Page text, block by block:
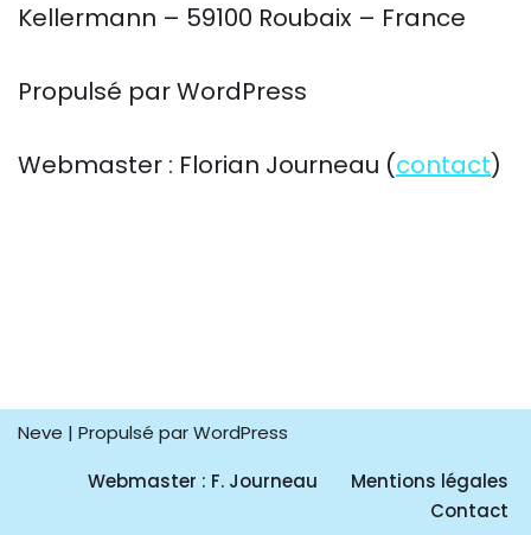
Kellermann – 59100 Roubaix – France
Propulsé par WordPress
Webmaster : Florian Journeau (contact)
Neve | Propulsé parWordPress
Webmaster : F. Journeau
Mentions légales
Contact